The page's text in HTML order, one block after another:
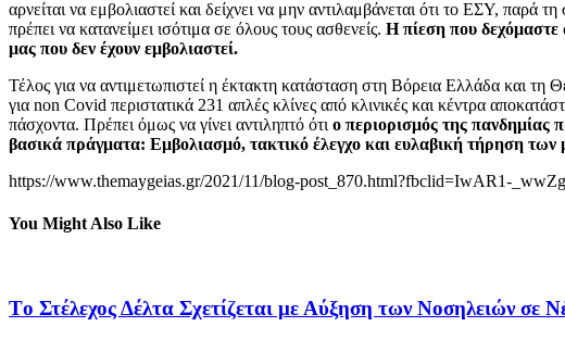
αρνείται να εμβολιαστεί και δείχνει να μην αντιλαμβάνεται ότι το ΕΣΥ, παρά
πρέπει να κατανείμει ισότιμα σε όλους τους ασθενείς. Η πίεση που δεχόμαστε
μας που δεν έχουν εμβολιαστεί.
Τέλος για να αντιμετωπιστεί η έκτακτη κατάσταση στη Βόρεια Ελλάδα και τη
για non Covid περιστατικά 231 απλές κλίνες από κλινικές και κέντρα
πάσχοντα. Πρέπει όμως να γίνει αντιληπτό ότι ο περιορισμός της πανδημίας
βασικά πράγματα: Εμβολιασμό, τακτικό έλεγχο και ευλαβική τήρηση των
https://www.themaygeias.gr/2021/11/blog-post_870.html?fbclid=IwAR1-
You Might Also Like
Τo Στέλεχος Δέλτα Σχετίζεται με Αύξηση των Νοσηλειών σε